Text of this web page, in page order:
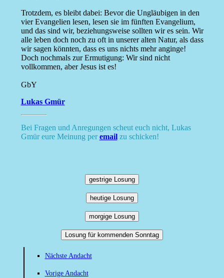
Trotzdem, es bleibt dabei: Bevor die Ungläubigen in den
vier Evangelien lesen, lesen sie im fünften Evangelium,
und das sind wir, beziehungsweise sollten wir es sein. Wir
alle leben doch noch zu oft in unserer alten Natur, als dass
wir sagen könnten, dass es uns nichts mehr anginge!
Doch nochmals zur Ermutigung: Wir sind nicht
vollkommen, aber Jesus ist es!
GbY
Lukas Gmür
Bei Fragen und Anregungen scheut euch nicht, Lukas
Gmür eure Meinung peremailzu schicken!
gestrige Losung
heutige Losung
morgige Losung
Losung für kommenden Sonntag
Nächste Andacht
Vorige Andacht